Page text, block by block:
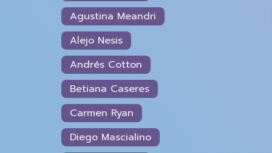
Agustina Meandri
Alejo Nesis
Andrés Cotton
Betiana Caseres
Carmen Ryan
Diego Mascialino